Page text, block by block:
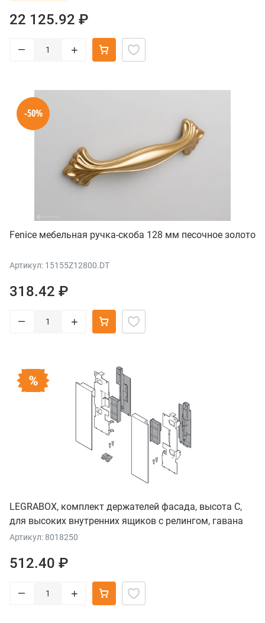
22 125.92 ₽
– +
-50%
Fenice мебельная ручка-скоба 128 мм песочное золото
Артикул: 15155Z12800.DT
318.42 ₽
– +
LEGRABOX, комплект держателей фасада, высота C,
для высоких внутренних ящиков с релингом, гавана
коричневый
Артикул: 8018250
512.40 ₽
– +